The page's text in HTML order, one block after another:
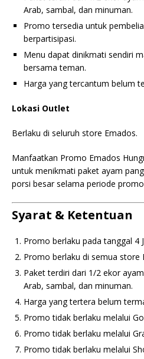
Arab, sambal, dan minuman.
Promo tersedia untuk
berpartisipasi.
Menu dapat dinikmati sendiri
bersama teman.
Harga yang tercantum belum
Lokasi Outlet
Berlaku di seluruh store Emados.
Manfaatkan Promo Emados
untuk menikmati paket ayam
porsi besar selama periode
Syarat & Ketentuan
Promo berlaku pada tanggal 4
Promo berlaku di semua store
Paket terdiri dari 1/2 ekor
Arab, sambal, dan minuman.
Harga yang tertera belum
Promo tidak berlaku melalui
Promo tidak berlaku melalui
Promo tidak berlaku melalui